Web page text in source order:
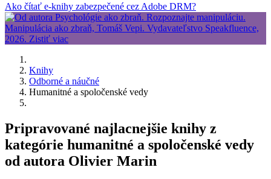
Ako čítať e-knihy zabezpečené cez Adobe DRM?
Knihy
Odborné a náučné
Humanitné a spoločenské vedy
Pripravované najlacnejšie knihy z
kategórie humanitné a spoločenské vedy
od autora Olivier Marin